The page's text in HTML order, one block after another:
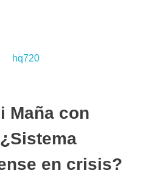
Maña con
en crisis?